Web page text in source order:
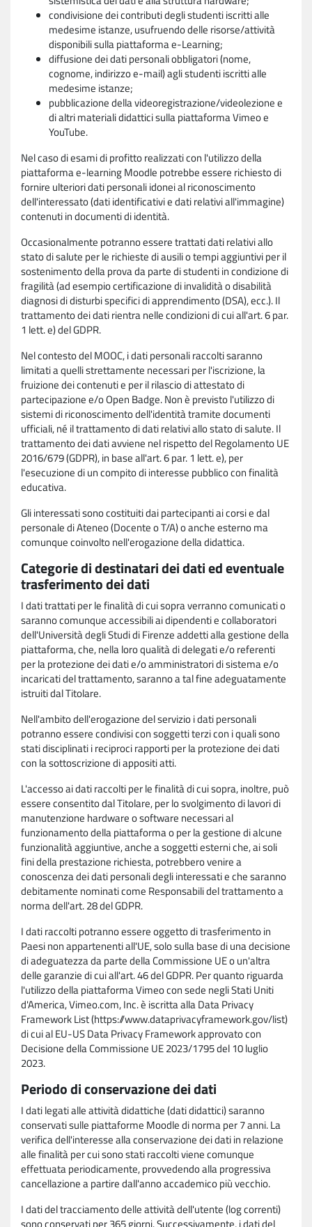
condivisione dei contributi degli studenti iscritti alle
medesime istanze, usufruendo delle risorse/attività
disponibili sulla piattaforma e-Learning;
diffusione dei dati personali obbligatori (nome,
cognome, indirizzo e-mail) agli studenti iscritti alle
medesime istanze;
pubblicazione della videoregistrazione/videolezione e
di altri materiali didattici sulla piattaforma Vimeo e
YouTube.
Nel caso di esami di profitto realizzati con l'utilizzo della
piattaforma e-learning Moodle potrebbe essere richiesto di
fornire ulteriori dati personali idonei al riconoscimento
dell'interessato (dati identificativi e dati relativi all'immagine)
contenuti in documenti di identità.
Occasionalmente potranno essere trattati dati relativi allo
stato di salute per le richieste di ausili o tempi aggiuntivi per il
sostenimento della prova da parte di studenti in condizione di
fragilità (ad esempio certificazione di invalidità o disabilità
diagnosi di disturbi specifici di apprendimento (DSA), ecc.). Il
trattamento dei dati rientra nelle condizioni di cui all'art. 6 par.
1 lett. e) del GDPR.
Nel contesto del MOOC, i dati personali raccolti saranno
limitati a quelli strettamente necessari per l'iscrizione, la
fruizione dei contenuti e per il rilascio di attestato di
partecipazione e/o Open Badge. Non è previsto l'utilizzo di
sistemi di riconoscimento dell'identità tramite documenti
ufficiali, né il trattamento di dati relativi allo stato di salute. Il
trattamento dei dati avviene nel rispetto del Regolamento UE
2016/679 (GDPR), in base all'art. 6 par. 1 lett. e), per
l'esecuzione di un compito di interesse pubblico con finalità
educativa.
Gli interessati sono costituiti dai partecipanti ai corsi e dal
personale di Ateneo (Docente o T/A) o anche esterno ma
comunque coinvolto nell'erogazione della didattica.
Categorie di destinatari dei dati ed eventuale
trasferimento dei dati
I dati trattati per le finalità di cui sopra verranno comunicati o
saranno comunque accessibili ai dipendenti e collaboratori
dell'Università degli Studi di Firenze addetti alla gestione della
piattaforma, che, nella loro qualità di delegati e/o referenti
per la protezione dei dati e/o amministratori di sistema e/o
incaricati del trattamento, saranno a tal fine adeguatamente
istruiti dal Titolare.
Nell'ambito dell'erogazione del servizio i dati personali
potranno essere condivisi con soggetti terzi con i quali sono
stati disciplinati i reciproci rapporti per la protezione dei dati
con la sottoscrizione di appositi atti.
L'accesso ai dati raccolti per le finalità di cui sopra, inoltre, può
essere consentito dal Titolare, per lo svolgimento di lavori di
manutenzione hardware o software necessari al
funzionamento della piattaforma o per la gestione di alcune
funzionalità aggiuntive, anche a soggetti esterni che, ai soli
fini della prestazione richiesta, potrebbero venire a
conoscenza dei dati personali degli interessati e che saranno
debitamente nominati come Responsabili del trattamento a
norma dell'art. 28 del GDPR.
I dati raccolti potranno essere oggetto di trasferimento in
Paesi non appartenenti all'UE, solo sulla base di una decisione
di adeguatezza da parte della Commissione UE o un'altra
delle garanzie di cui all'art. 46 del GDPR. Per quanto riguarda
l'utilizzo della piattaforma Vimeo con sede negli Stati Uniti
d'America, Vimeo.com, Inc. è iscritta alla Data Privacy
Framework List (https://www.dataprivacyframework.gov/list)
di cui al EU-US Data Privacy Framework approvato con
Decisione della Commissione UE 2023/1795 del 10 luglio
2023.
Periodo di conservazione dei dati
I dati legati alle attività didattiche (dati didattici) saranno
conservati sulle piattaforme Moodle di norma per 7 anni. La
verifica dell'interesse alla conservazione dei dati in relazione
alle finalità per cui sono stati raccolti viene comunque
effettuata periodicamente, provvedendo alla progressiva
cancellazione a partire dall'anno accademico più vecchio.
I dati del tracciamento delle attività dell'utente (log correnti)
sono conservati per 365 giorni. Successivamente, i dati del